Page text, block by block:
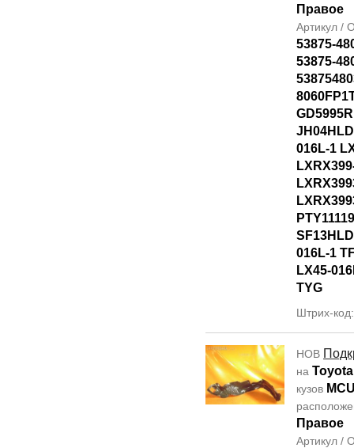
Правое
Артикул /
53875-
53875-
GD5995R
016L-1
016L-1
LX45-
TYG
Штрих-
НОВ
на
кузов
Правое
Артикул /